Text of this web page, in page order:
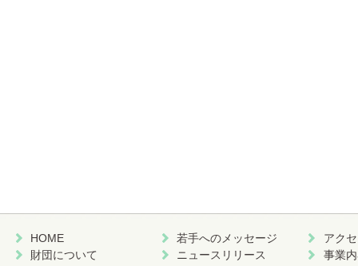
HOME 若手へのメッセージ
アク
財団について
ニュースリリース
事業